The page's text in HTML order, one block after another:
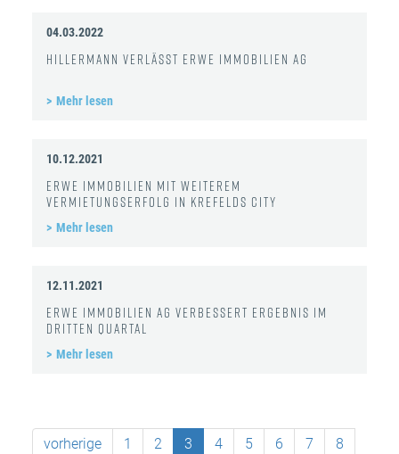
04.03.2022
Hillermann verlässt ERWE Immobilien AG
Mehr lesen
10.12.2021
ERWE Immobilien mit weiterem
Vermietungserfolg in Krefelds City
Mehr lesen
12.11.2021
ERWE Immobilien AG verbessert Ergebnis im
dritten Quartal
Mehr lesen
vorherige 1 2 3 4 5 6 7 8